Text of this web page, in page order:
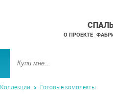
О ПРОЕКТЕ
Коллекции Готовые комплекты